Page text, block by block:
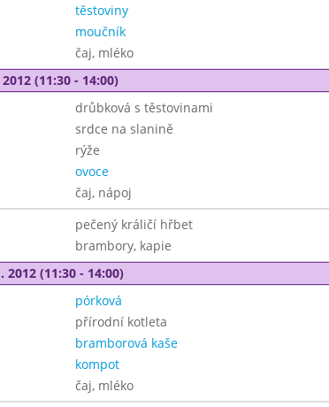
těstoviny
moučník
čaj, mléko
(11:30 - 14:00)
drůbková s těstovinami
srdce na slanině
rýže
ovoce
čaj, nápoj
pečený králičí hřbet
brambory, kapie
2012 (11:30 - 14:00)
pórková
přírodní kotleta
bramborová kaše
kompot
čaj, mléko